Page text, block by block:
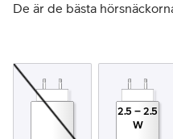
De är de bästa
2.5 – 2.5
W